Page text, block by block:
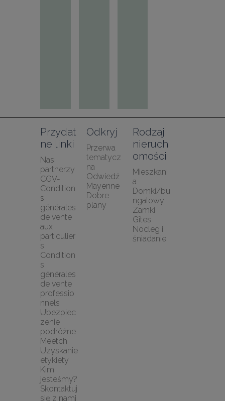
Przydat
ne linki
Nasi
partnerzy
CGV-
Condition
s
générales
de vente
aux
particulier
s
Condition
s
générales
de vente
professio
nnels
Ubezpiec
zenie
podróżne
Meetch
Uzyskanie
etykiety
Kim
jesteśmy?
Skontaktuj
się z nami
Odkryj
Przerwa
tematycz
na
Odwiedź
Mayenne
Dobre
plany
Rodzaj
nieruch
omości
Mieszkani
a
Domki/bu
ngalowy
Zamki
Gîtes
Nocleg i
śniadanie